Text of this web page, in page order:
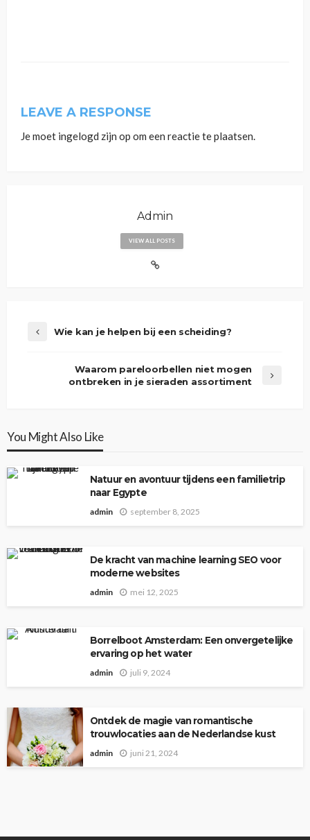
LEAVE A RESPONSE
Je moet ingelogd zijn op om een reactie te plaatsen.
Admin
VIEW ALL POSTS
Wie kan je helpen bij een scheiding?
Waarom pareloorbellen niet mogen
ontbreken in je sieraden assortiment
You Might Also Like
Natuur en avontuur tijdens een familietrip
naar Egypte
admin september 8, 2025
De kracht van machine learning SEO voor
moderne websites
admin mei 12, 2025
Borrelboot Amsterdam: Een onvergetelijke
ervaring op het water
admin juli 9, 2024
Ontdek de magie van romantische
trouwlocaties aan de Nederlandse kust
admin juni 21, 2024